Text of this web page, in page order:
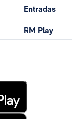
Entradas
RM Play